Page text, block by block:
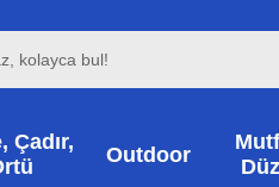
Çadır,
Outdoor